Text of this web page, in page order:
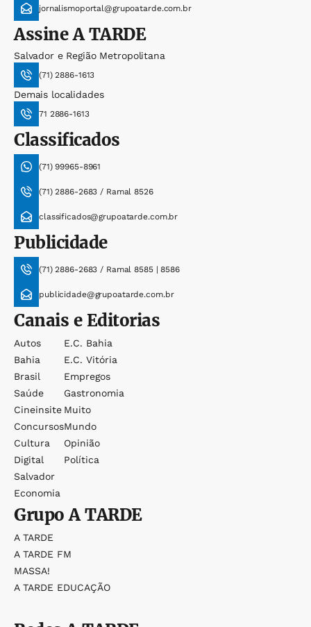
jornalismoportal@grupoatarde.com.br
AssineA TARDE
Salvador e Região Metropolitana
(71) 2886-1613
Demais localidades
71 2886-1613
Classificados
(71) 99965-8961
(71) 2886-2683 / Ramal 8526
classificados@grupoatarde.com.br
Publicidade
(71) 2886-2683 / Ramal 8585 | 8586
publicidade@grupoatarde.com.br
Canais e Editorias
Autos
Bahia
Brasil
Saúde
Cineinsite
Concursos
Cultura
Digital
Salvador
Economia
E.c. Bahia
E.c. Vitória
Empregos
Gastronomia
Muito
Mundo
Opinião
Política
GrupoA TARDE
A TARDE
A TARDE FM
MASSA!
A TARDE EDUCAÇÃO